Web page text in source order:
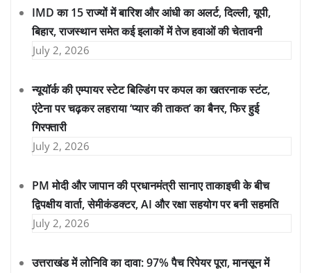
IMD का 15 राज्यों में बारिश और आंधी का अलर्ट, दिल्ली, यूपी,
बिहार, राजस्थान समेत कई इलाकों में तेज हवाओं की चेतावनी
July 2, 2026
न्यूयॉर्क की एम्पायर स्टेट बिल्डिंग पर कपल का खतरनाक स्टंट,
एंटेना पर चढ़कर लहराया ‘प्यार की ताकत’ का बैनर, फिर हुई
गिरफ्तारी
July 2, 2026
PM मोदी और जापान की प्रधानमंत्री सानाए ताकाइची के बीच
द्विपक्षीय वार्ता, सेमीकंडक्टर, AI और रक्षा सहयोग पर बनी सहमति
July 2, 2026
उत्तराखंड में लोनिवि का दावा: 97% पैच रिपेयर पूरा, मानसून में